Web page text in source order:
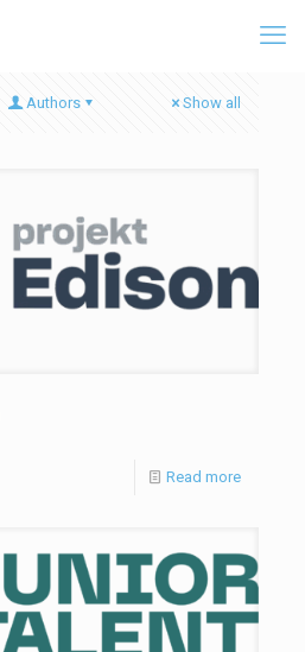
Authors Show all
Read more